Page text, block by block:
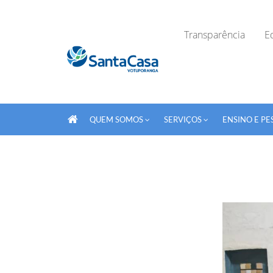
Transparência
QUEM SOMOS SERVIÇOS ENSINO E